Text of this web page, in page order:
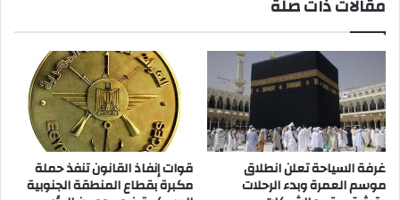
مقالات ذات صلة
غرفة السياحة تعلن انطلاق
موسم العمرة وبدء الرحلات
قوات إنفاذ القانون تنفذ حملة
مكبرة بقطاع المنطقة الجنوبية